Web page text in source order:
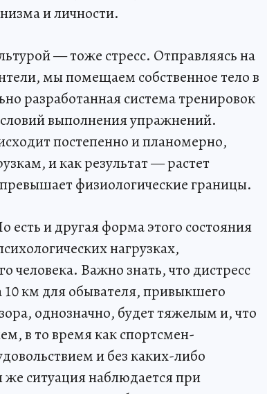
и личности.
— тоже стресс. Отправляясь на
мы помещаем собственное тело в
разработанная система тренировок
выполнения упражнений.
постепенно и планомерно,
и как результат — растет
физиологические границы.
есть и другая форма этого состояния
нагрузках,
Важно знать, что дистресс
км для обывателя, привыкшего
однозначно, будет тяжелым и, что
в то время как спортсмен-
и без каких-либо
же ситуация наблюдается при